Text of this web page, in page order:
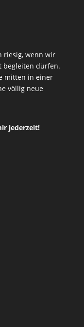
riesig, wenn wir
begleiten dürfen.
mitten in einer
völlig neue
jederzeit!